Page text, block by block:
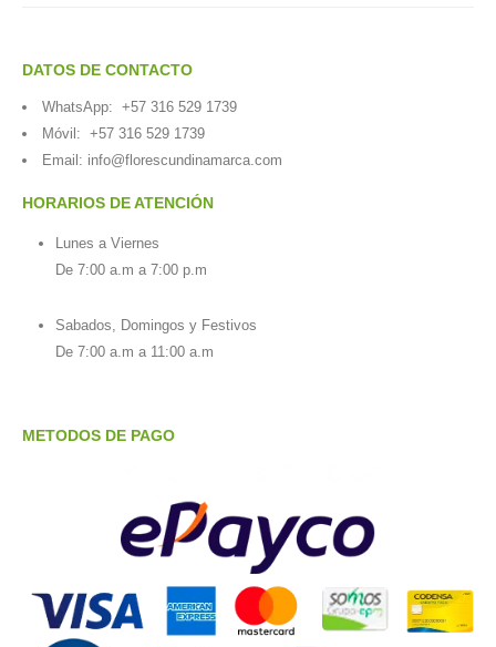
DATOS DE CONTACTO
WhatsApp: +57 316 529 1739
Móvil: +57 316 529 1739
Email: info@florescundinamarca.com
HORARIOS DE ATENCIÓN
Lunes a Viernes
De 7:00 a.m a 7:00 p.m
Sabados, Domingos y Festivos
De 7:00 a.m a 11:00 a.m
METODOS DE PAGO